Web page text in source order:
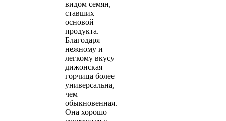
видом семян,
ставших
основой
продукта.
Благодаря
нежному и
легкому вкусу
дижонская
горчица более
универсальна,
чем
обыкновенная.
Она хорошо